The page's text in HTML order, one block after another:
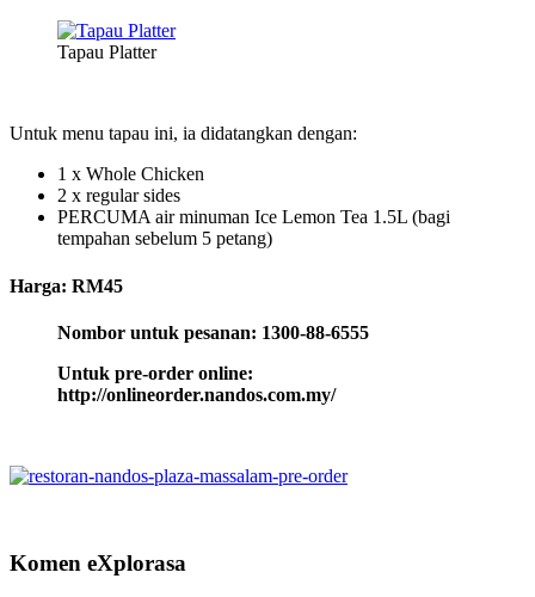
Tapau Platter
Untuk menu tapau ini, ia didatangkan dengan:
1 x Whole Chicken
2 x regular sides
PERCUMA air minuman Ice Lemon Tea 1.5L (bagi
tempahan sebelum 5 petang)
Harga: RM45
Nombor untuk pesanan: 1300-88-6555
Untuk pre-order online:
http://onlineorder.nandos.com.my/
Komen eXplorasa